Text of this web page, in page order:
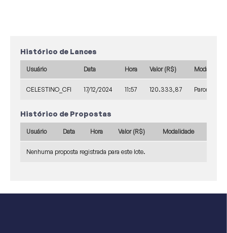
Histórico de Lances
Usuário Data Hora Valor (R$) Modalidade
CELESTINO_CFI 17/12/2024 11:57 120.333,87 Parcelado
Histórico de Propostas
Usuário Data Hora Valor (R$) Modalidade
Nenhuma proposta registrada para este lote.